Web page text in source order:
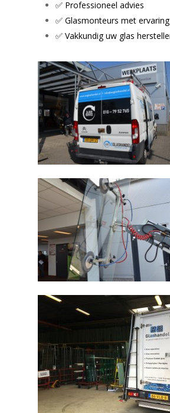
✅ Professioneel advies
✅ Glasmonteurs met
✅ Vakkundig uw glas